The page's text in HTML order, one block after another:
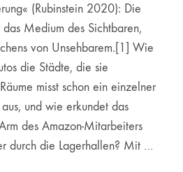
(Rubinstein 2020): Die
Medium des Sichtbaren,
von Unsehbarem.[1] Wie
die Städte, die sie
misst schon ein einzelner
und wie erkundet das
des Amazon-Mitarbeiters
durch die Lagerhallen? Mit …